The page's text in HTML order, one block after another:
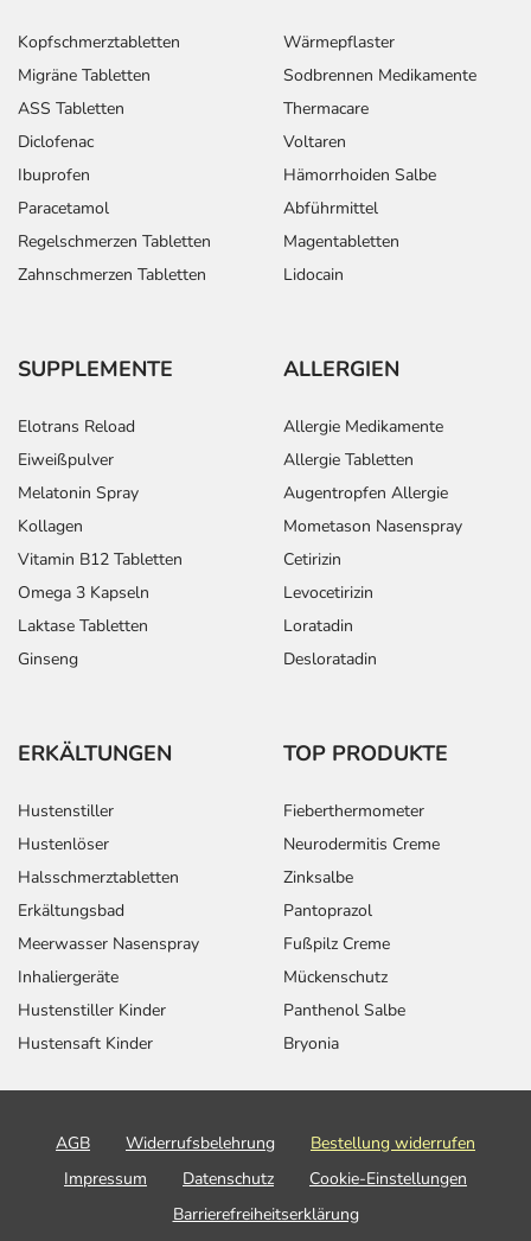
- Schwindel
- Schlaflosigkeit
- Müdigkeit
- Reizbarkeit
- Erregung
- Wassereinlagerungen (Ödeme), v.a. bei Patienten mit
Bluthochdruck oder Nierenschwäche
- Nierenfunktionsstörungen
- Nierenentzündung, die zu einem Ausfall der Niere
führen kann
- Juckreiz
- Sehstörungen, bei Auftreten bitte sofort einen Arzt
aufsuchen
- Schnupfen
- Asthmaanfall, gebenenfalls mit Blutdruckabfall
- Angst
- Missempfindungen
- Schläfrigkeit
- Hörstörung
- Verkrampfung der Bronchien
Darmerkrankung (Colitis ulcerosa)
Magen-Darm-Bereichen (Morbus Crohn)
- Kleinfleckige Haut- und Schleimhauteinblutungen
(Purpura)
- Verminderte Harnausscheidung
- Nierenkomplikation (nephrotisches Syndrom)
- Nierenparenchymentzündung (interstitielle Nephritis)
- Akutes Nierenversagen
Bemerken Sie eine Befindlichkeitsstörung oder
Veränderung während der Behandlung, wenden Sie sich
Für die Information an dieser Stelle werden vor allem
einem von 1.000 behandelten Patienten auftreten.
Kopfschmerztabletten
Migräne Tabletten
ASS Tabletten
Diclofenac
Ibuprofen
Paracetamol
Regelschmerzen Tabletten
Zahnschmerzen Tabletten
Wärmepflaster
Sodbrennen Medikamente
Thermacare
Voltaren
Hämorrhoiden Salbe
Abführmittel
Magentabletten
Lidocain
SUPPLEMENTE
Elotrans Reload
Eiweißpulver
Melatonin Spray
Kollagen
Vitamin B12 Tabletten
Omega 3 Kapseln
Laktase Tabletten
Ginseng
ALLERGIEN
Allergie Medikamente
Allergie Tabletten
Augentropfen Allergie
Mometason Nasenspray
Cetirizin
Levocetirizin
Loratadin
Desloratadin
ERKÄLTUNGEN
Hustenstiller
Hustenlöser
Halsschmerztabletten
Erkältungsbad
Meerwasser Nasenspray
Inhaliergeräte
Hustenstiller Kinder
Hustensaft Kinder
TOP PRODUKTE
Fieberthermometer
Neurodermitis Creme
Zinksalbe
Pantoprazol
Fußpilz Creme
Mückenschutz
Panthenol Salbe
Bryonia
AGB Widerrufsbelehrung
Bestellung widerrufen
Impressum
Datenschutz
Cookie-Einstellungen
Barrierefreiheitserklärung